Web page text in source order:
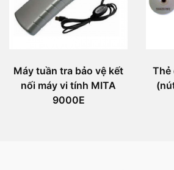
Máy tuần tra bảo vệ kết
nối máy vi tính MITA
9000E
Thẻ